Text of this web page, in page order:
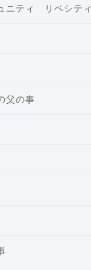
ニティ リベシティ
父の事